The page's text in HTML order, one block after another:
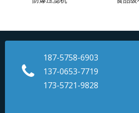
187-5758-6903
137-0653-7719
173-5721-9828